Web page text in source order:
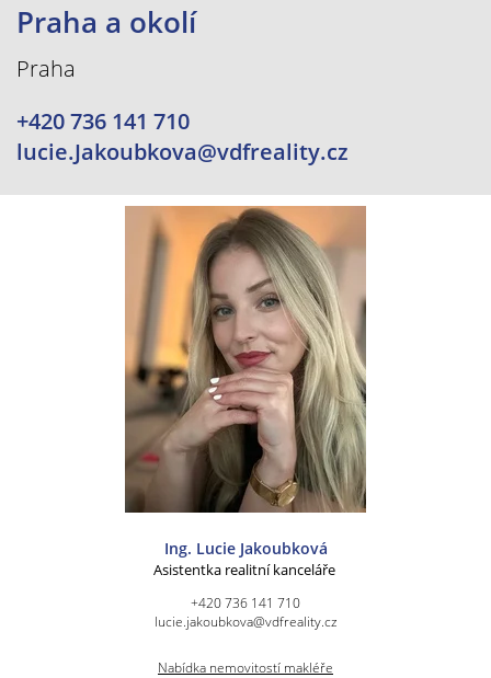
Praha a okolí
Praha
+420 736 141 710
lucie.Jakoubkova@vdfreality.cz
Ing. Lucie Jakoubková
Asistentka realitní kanceláře
+420 736 141 710
lucie.jakoubkova@vdfreality.cz
Nabídka nemovitostí makléře